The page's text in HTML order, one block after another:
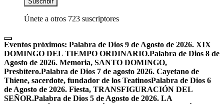
Únete a otros 723 suscriptores
Eventos próximos: Palabra de Dios 9 de Agosto de 2026. XIX
DOMINGO DEL TIEMPO ORDINARIO.Palabra de Dios 8 de
Agosto de 2026. Memoria, SANTO DOMINGO,
Presbítero.Palabra de Dios 7 de agosto 2026. Cayetano de
Thiene, sacerdote, fundador de los TeatinosPalabra de Dios 6
de Agosto de 2026. Fiesta, TRANSFIGURACIÓN DEL
SEÑOR.Palabra de Dios 5 de Agosto de 2026. LA